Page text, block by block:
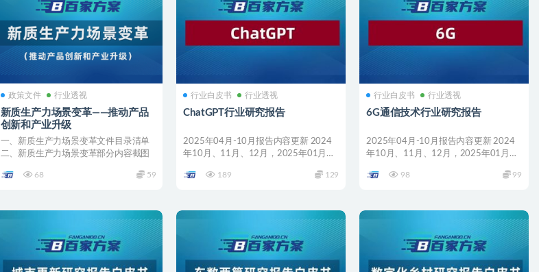
政策文件 行业透视
新质生产力场景变革——推动产品
创新和产业升级
一、新质生产力场景变革文件目录清单
二、新质生产力场景变革部分内容截图
68 59
行业白皮书 行业透视
ChatGPT行业研究报告
2025年04月-10月报告内容更新 2024
年10月、11月、12月，2025年01月、
189
129
行业白皮书 行业透视
6G通信技术行业研究报告
2025年04月-10月报告内容更新 2024
年10月、11月、12月，2025年01月、
98
99